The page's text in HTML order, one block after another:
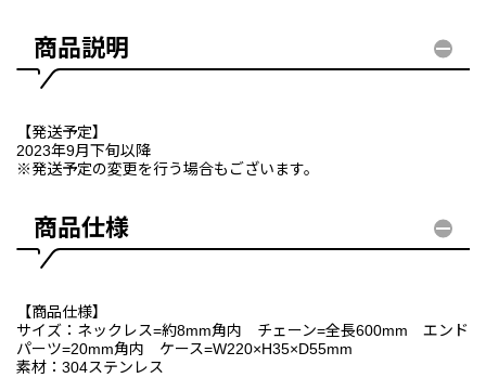
商品説明
【発送予定】
2023年9月下旬以降
※発送予定の変更を行う場合もございます。
商品仕様
【商品仕様】
サイズ：ネックレス=約8mm角内 チェーン=全長600mm エンド
パーツ=20mm角内 ケース=W220×H35×D55mm
素材：304ステンレス